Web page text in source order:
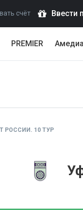
счёт Ввести
PREMIER
РОССИИ. 10 ТУР